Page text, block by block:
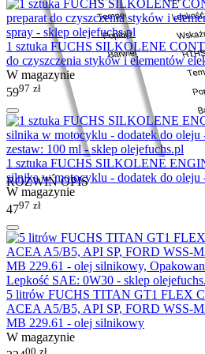
ROZWIŃ OPIS
1 sztuka FUCHS SILKOLENE
do czyszczenia styków i elementów
W magazynie
5997 zł
1 sztuka FUCHS SILKOLENE
silnika w motocyklu - dodatek do oleju
W magazynie
4797 zł
5 litrów FUCHS TITAN GT1 FLEX
ACEA A5/B5, API SP, FORD WSS-
MB 229.61 - olej silnikowy
W magazynie
00 zł